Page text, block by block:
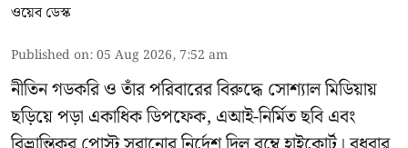
ওয়েব ডেস্ক
Published on:05 Aug 2026, 7:52 am
নীতিন গডকরি ও তাঁর পরিবারের বিরুদ্ধে সোশ্যাল মিডিয়ায়
ছড়িয়ে পড়া একাধিক ডিপফেক, এআই-নির্মিত ছবি এবং